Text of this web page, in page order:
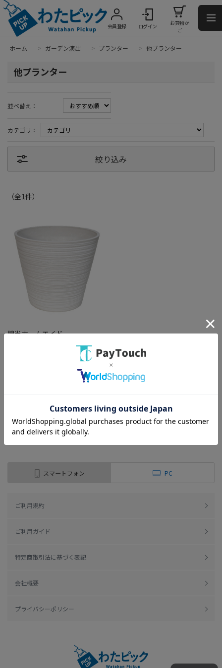
会員登録 ログイン
お買物か
ご
ホーム > ガーデン演出 > プランター > 他プランター
他プランター
並べ替え：
カテゴリ：
絞り込み
（全1件）
綿半ホームエイド
エコフレンドリーポット40W10
（全1 件）
スマートフォン PC
ご利用規約
ご利用ガイド
特定商取引法に基づく表記
会社概要
プライバシーポリシー